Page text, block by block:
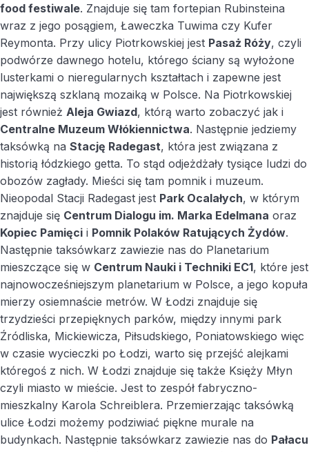
food festiwale. Znajduje się tam fortepian Rubinsteina
wraz z jego posągiem, Ławeczka Tuwima czy Kufer
Reymonta. Przy ulicy Piotrkowskiej jest Pasaż Róży, czyli
podwórze dawnego hotelu, którego ściany są wyłożone
lusterkami o nieregularnych kształtach i zapewne jest
największą szklaną mozaiką w Polsce. Na Piotrkowskiej
jest również Aleja Gwiazd, którą warto zobaczyć jak i
Centralne Muzeum Włókiennictwa. Następnie jedziemy
taksówką na Stację Radegast, która jest związana z
historią łódzkiego getta. To stąd odjeżdżały tysiące ludzi do
obozów zagłady. Mieści się tam pomnik i muzeum.
Nieopodal Stacji Radegast jest Park Ocalałych, w którym
znajduje się Centrum Dialogu im. Marka Edelmana oraz
Kopiec Pamięci i Pomnik Polaków Ratujących Żydów.
Następnie taksówkarz zawiezie nas do Planetarium
mieszczące się w Centrum Nauki i Techniki EC1, które jest
najnowocześniejszym planetarium w Polsce, a jego kopuła
mierzy osiemnaście metrów. W Łodzi znajduje się
trzydzieści przepięknych parków, między innymi park
Źródliska, Mickiewicza, Piłsudskiego, Poniatowskiego więc
w czasie wycieczki po Łodzi, warto się przejść alejkami
któregoś z nich. W Łodzi znajduje się także Księży Młyn
czyli miasto w mieście. Jest to zespół fabryczno-
mieszkalny Karola Schreiblera. Przemierzając taksówką
ulice Łodzi możemy podziwiać piękne murale na
budynkach. Następnie taksówkarz zawiezie nas do Pałacu